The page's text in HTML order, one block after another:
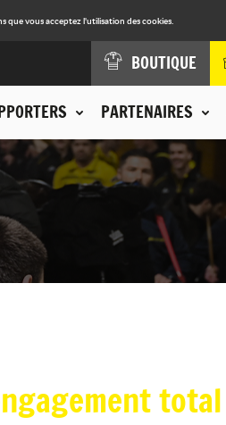
que vous acceptez l'utilisation des cookies.
PARTENAIRES
BOUTIQUE
total